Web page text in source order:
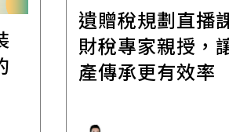
遺贈稅規劃直播
財稅專家親授，
產傳承更有效率